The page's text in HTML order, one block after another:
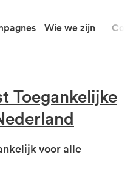
Wie we zijn
Toegankelijke
voor alle